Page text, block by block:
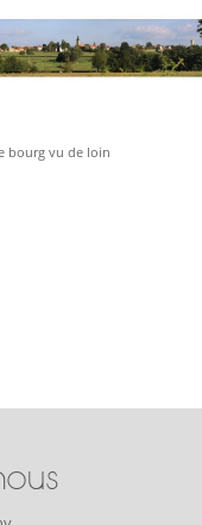
bourg vu de loin